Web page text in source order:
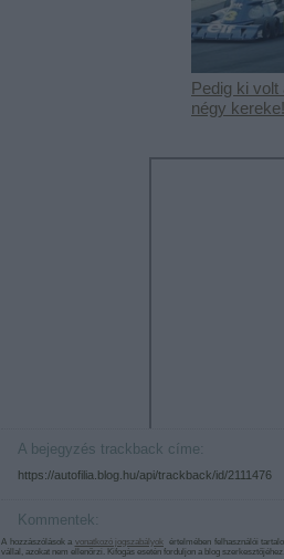
Pedig ki volt
négy kereke!
A bejegyzés trackback címe:
https://autofilia.blog.hu/api/trackback/id/2111476
Kommentek:
A hozzászólások a vonatkozó jogszabályok értelmében felhasználói
vállal, azokat nem ellenőrzi. Kifogás esetén forduljon a blog